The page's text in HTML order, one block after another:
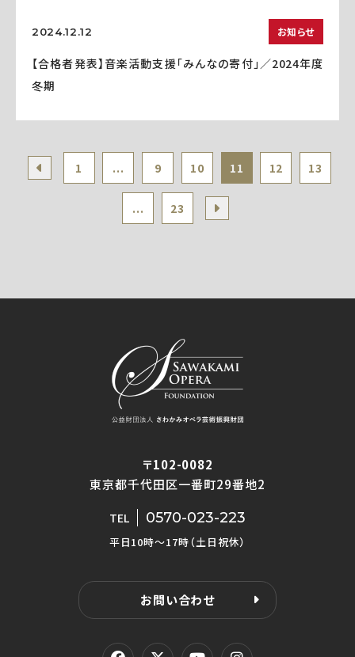
2024.12.12 お知らせ
【合格者発表】音楽活動支援「みんなの寄付」／2024年度
冬期
1 ... 9 10 11 12 13
... 23
〒102-0082
東京都千代田区一番町29番地2
TEL 0570-023-223
平日10時〜17時（土日祝休）
お問い合わせ